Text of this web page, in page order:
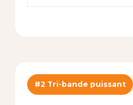
#2 Tri-bande puissant